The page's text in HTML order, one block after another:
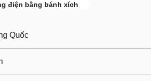
điện bằng bánh xích
Quốc